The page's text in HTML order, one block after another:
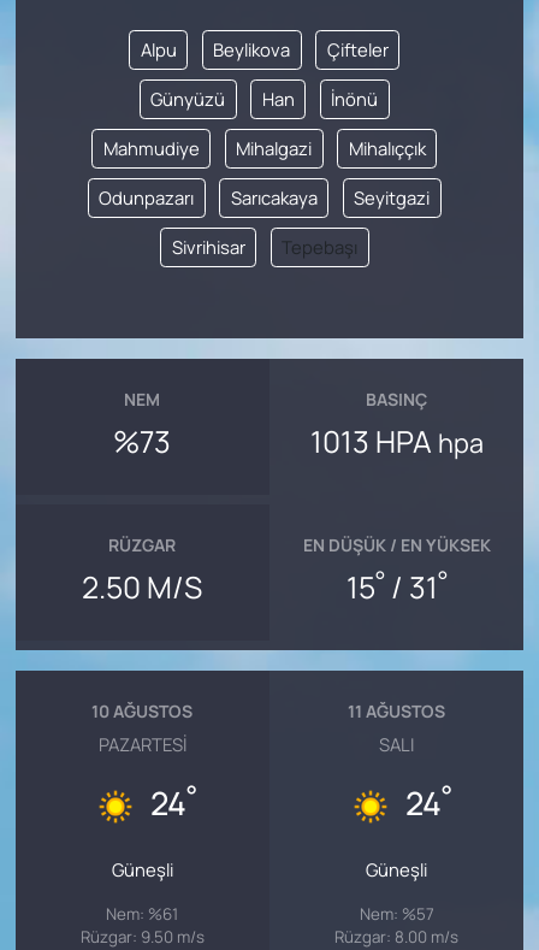
Alpu Beylikova Çifteler
Günyüzü Han İnönü
Mahmudiye Mihalgazi Mihalıççık
Odunpazarı Sarıcakaya Seyitgazi
Sivrihisar Tepebaşı
NEM
%73
BASINÇ
1013 HPA hpa
RÜZGAR
2.50 M/S
EN DÜŞÜK / EN YÜKSEK
15°/ 31°
10 AĞUSTOS
PAZARTESI
24°
Güneşli
Nem: %61
Rüzgar: 9.50 m/s
11 AĞUSTOS
SALI
24°
Güneşli
Nem: %57
Rüzgar: 8.00 m/s